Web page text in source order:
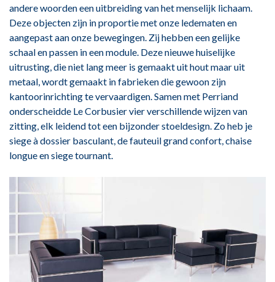
andere woorden een uitbreiding van het menselijk lichaam.
Deze objecten zijn in proportie met onze ledematen en
aangepast aan onze bewegingen. Zij hebben een gelijke
schaal en passen in een module. Deze nieuwe huiselijke
uitrusting, die niet lang meer is gemaakt uit hout maar uit
metaal, wordt gemaakt in fabrieken die gewoon zijn
kantoorinrichting te vervaardigen. Samen met Perriand
onderscheidde Le Corbusier vier verschillende wijzen van
zitting, elk leidend tot een bijzonder stoeldesign. Zo heb je
siege à dossier basculant, de fauteuil grand confort, chaise
longue en siege tournant.